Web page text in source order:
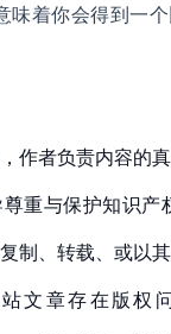
味着你会得到一
作者负责内容的
重与保护知识产
制、转载、或以
文章存在版权